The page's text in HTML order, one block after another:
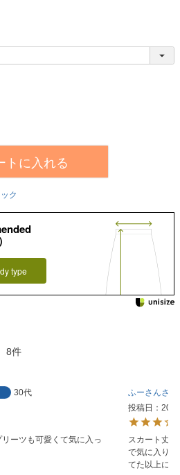
トに入れる
ク
type
8
30代
ーツも可愛くて気に入っ
ふーさん
投稿日
スカート丈
で気に入り
てた以上に